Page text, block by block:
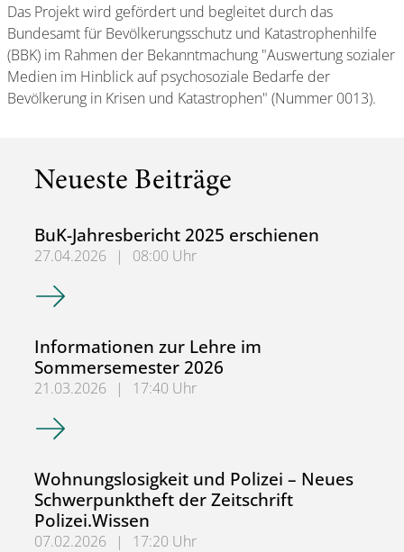
Das Projekt wird gefördert und begleitet durch das
Bundesamt für Bevölkerungsschutz und Katastrophenhilfe
(BBK) im Rahmen der Bekanntmachung "Auswertung sozialer
Medien im Hinblick auf psychosoziale Bedarfe der
Bevölkerung in Krisen und Katastrophen" (Nummer 0013).
Neueste Beiträge
BuK-Jahresbericht 2025 erschienen
27.04.2026 |
08:00 Uhr
BuK-Jahresbericht 2025 erschienen
Informationen zur Lehre im
Sommersemester 2026
21.03.2026 |
17:40 Uhr
Informationen zur Lehre im Sommersemester 2026
Wohnungslosigkeit und Polizei – Neues
Schwerpunktheft der Zeitschrift
Polizei.Wissen
07.02.2026 |
17:20 Uhr